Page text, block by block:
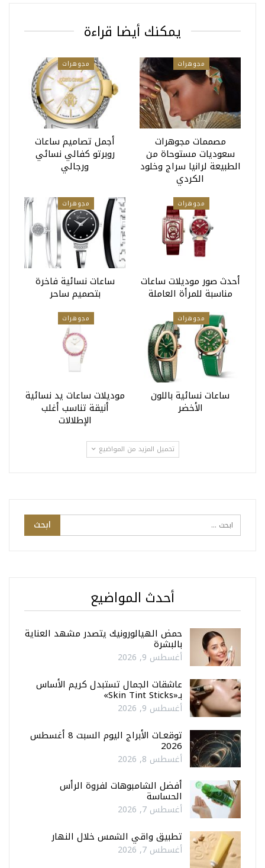
يمكنك أيضا قراءة
مجوهرات
مصممات مجوهرات
سعوديات مستوحاة من
الطبيعة لرانيا سراج وخلود
الكردي
مجوهرات
أجمل تصاميم ساعات
روبرتو كفالي نسائي
ورجالي
مجوهرات
أحدث صور موديلات ساعات
مناسبة للمرأة العاملة
مجوهرات
ساعات نسائية فاخرة
بتصميم ساحر
مجوهرات
ساعات نسائية باللون
الأخضر
مجوهرات
موديلات ساعات يد نسائية
أنيقة تناسب أغلب
الإطلالات
تحميل المزيد من المواضيع
أحدث المواضيع
حمض الهيالورونيك يتصدر مشهد العناية
بالبشرة
أغسطس 9, 2026
عاشقات الجمال تستبدل كريم الأساس
بـ«Skin Tint Sticks»
أغسطس 9, 2026
توقعـات الأبراج اليوم السبت 8 أغسطس
2026
أغسطس 8, 2026
أفضل الشامبوهات لفروة الرأس
الحساسة
أغسطس 7, 2026
تطبيق واقي الشمس خلال النهار
أغسطس 7, 2026